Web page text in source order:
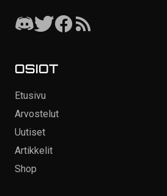
OSIOT
Etusivu
Arvostelut
Uutiset
Artikkelit
Shop